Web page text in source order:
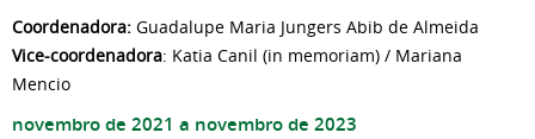
Coordenadora: Guadalupe Maria Jungers Abib de Almeida
Vice-coordenadora: Katia Canil (in memoriam) / Mariana
Mencio
novembro de 2021 a novembro de 2023